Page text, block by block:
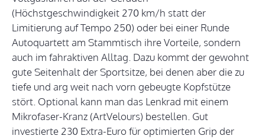
(Höchstgeschwindigkeit 270 km/h statt der
Limitierung auf Tempo 250) oder bei einer Runde
Autoquartett am Stammtisch ihre Vorteile, sondern
auch im fahraktiven Alltag. Dazu kommt der gewohnt
gute Seitenhalt der Sportsitze, bei denen aber die zu
tiefe und arg weit nach vorn gebeugte Kopfstütze
stört. Optional kann man das Lenkrad mit einem
Mikrofaser-Kranz (ArtVelours) bestellen. Gut
investierte 230 Extra-Euro für optimierten Grip der